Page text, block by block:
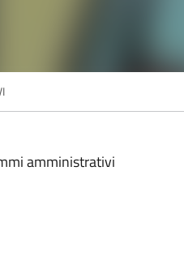
amministrativi